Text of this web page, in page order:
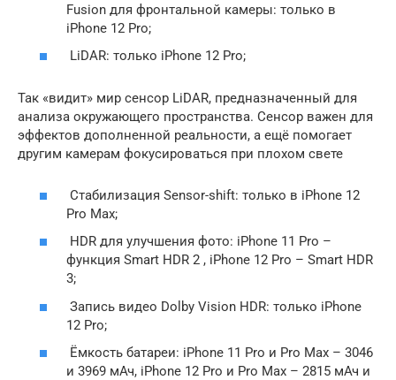
Fusion для фронтальной камеры: только в
iPhone 12 Pro;
LiDAR: только iPhone 12 Pro;
Так «видит» мир сенсор LiDAR, предназначенный для
анализа окружающего пространства. Сенсор важен для
эффектов дополненной реальности, а ещё помогает
другим камерам фокусироваться при плохом свете
Стабилизация Sensor-shift: только в iPhone 12
Pro Max;
HDR для улучшения фото: iPhone 11 Pro –
функция Smart HDR 2 , iPhone 12 Pro – Smart HDR
3;
Запись видео Dolby Vision HDR: только iPhone
12 Pro;
Ёмкость батареи: iPhone 11 Pro и Pro Max – 3046
и 3969 мАч, iPhone 12 Pro и Pro Max – 2815 мАч и